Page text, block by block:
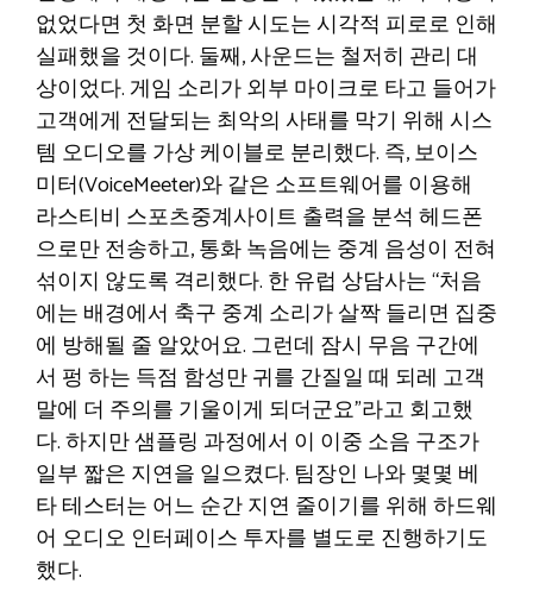
없었다면 첫 화면 분할 시도는 시각적 피로로 인해
실패했을 것이다. 둘째, 사운드는 철저히 관리 대
상이었다. 게임 소리가 외부 마이크로 타고 들어가
고객에게 전달되는 최악의 사태를 막기 위해 시스
템 오디오를 가상 케이블로 분리했다. 즉, 보이스
미터(VoiceMeeter)와 같은 소프트웨어를 이용해
라스티비 스포츠중계사이트 출력을 분석 헤드폰
으로만 전송하고, 통화 녹음에는 중계 음성이 전혀
섞이지 않도록 격리했다. 한 유럽 상담사는 “처음
에는 배경에서 축구 중계 소리가 살짝 들리면 집중
에 방해될 줄 알았어요. 그런데 잠시 무음 구간에
서 펑 하는 득점 함성만 귀를 간질일 때 되레 고객
말에 더 주의를 기울이게 되더군요”라고 회고했
다. 하지만 샘플링 과정에서 이 이중 소음 구조가
일부 짧은 지연을 일으켰다. 팀장인 나와 몇몇 베
타 테스터는 어느 순간 지연 줄이기를 위해 하드웨
어 오디오 인터페이스 투자를 별도로 진행하기도
했다.